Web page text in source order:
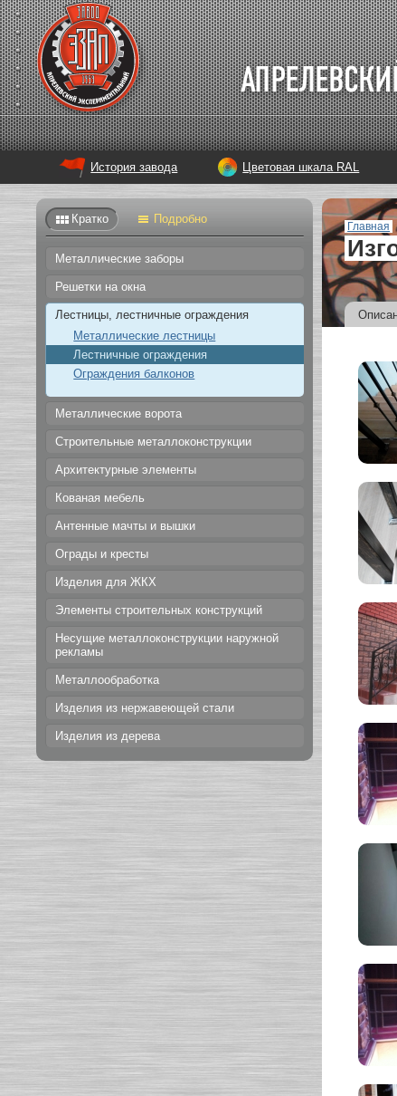
История завода Цветовая шкала RAL
Кратко Подробно
Металлические заборы
Решетки на окна
Лестницы, лестничные ограждения
Металлические лестницы
Лестничные ограждения
Ограждения балконов
Металлические ворота
Строительные металлоконструкции
Архитектурные элементы
Кованая мебель
Антенные мачты и вышки
Ограды и кресты
Изделия для ЖКХ
Элементы строительных конструкций
Несущие металлоконструкции наружной
рекламы
Металлообработка
Изделия из нержавеющей стали
Изделия из дерева
Главная